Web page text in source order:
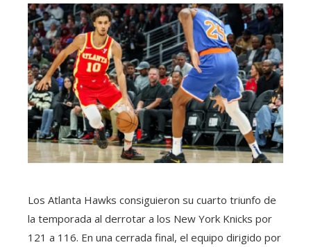
Los Atlanta Hawks consiguieron su cuarto triunfo de
la temporada al derrotar a los New York Knicks por
121 a 116. En una cerrada final, el equipo dirigido por